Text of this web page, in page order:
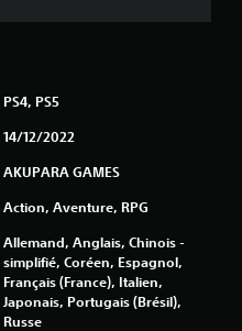
a
PS4, PS5
14/12/2022
AKUPARA GAMES
Action, Aventure, RPG
Allemand, Anglais, Chinois -
simplifié, Coréen, Espagnol,
Français (France), Italien,
Japonais, Portugais (Brésil),
Russe